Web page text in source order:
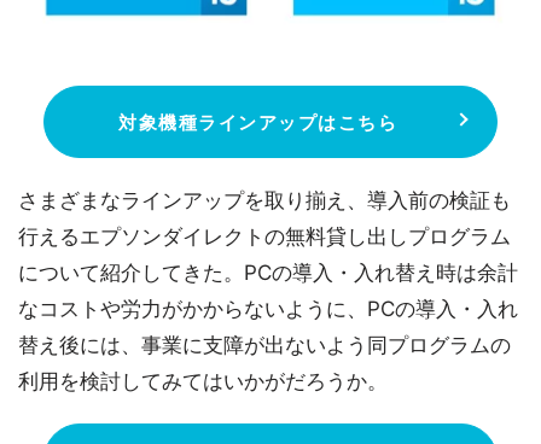
対象機種ラインアップはこちら
さまざまなラインアップを取り揃え、導入前の検証も
行えるエプソンダイレクトの無料貸し出しプログラム
について紹介してきた。PCの導入・入れ替え時は余計
なコストや労力がかからないように、PCの導入・入れ
替え後には、事業に支障が出ないよう同プログラムの
利用を検討してみてはいかがだろうか。